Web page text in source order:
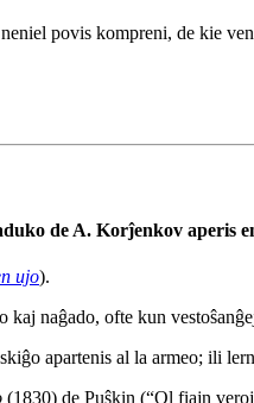
povis kompreni, de kie
de A. Korĵenkov aperis
ujo).
kaj naĝado, ofte kun
apartenis al la armeo; ili
(1830) de Puŝkin (“Ol fiajn